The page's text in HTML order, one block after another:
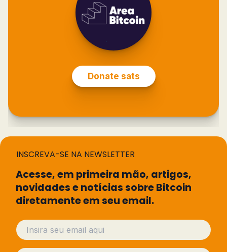
INSCREVA-SE NA NEWSLETTER
Acesse, em primeira mão, artigos,
novidades e notícias sobre Bitcoin
diretamente em seu email.